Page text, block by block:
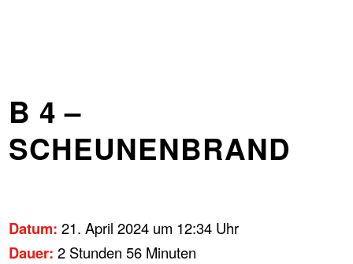
B 4 –
SCHEUNENBRAND
Datum: 21. April 2024 um 12:34 Uhr
Dauer: 2 Stunden 56 Minuten